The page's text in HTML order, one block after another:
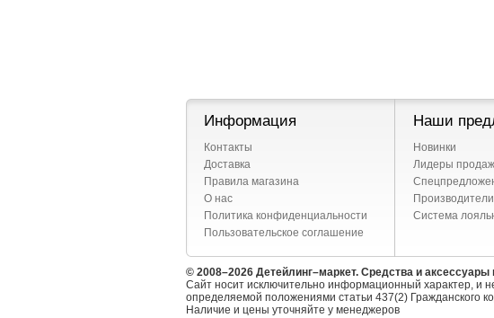
Информация
Контакты
Доставка
Правила магазина
О нас
Политика конфиденциальности
Пользовательское соглашение
Наши
Новинки
Лидеры продаж
Производители
Система
© 2008–2026 Детейлинг–маркет. Средства и
Сайт носит исключительно информационный характер, и
определяемой положениями статьи 437(2) Гражданского
Наличие и цены уточняйте у менеджеров